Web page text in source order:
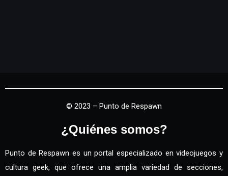
© 2023 – Punto de Respawn
¿Quiénes somos?
Punto de Respawn es un portal especializado en videojuegos y
cultura geek, que ofrece una amplia variedad de secciones,